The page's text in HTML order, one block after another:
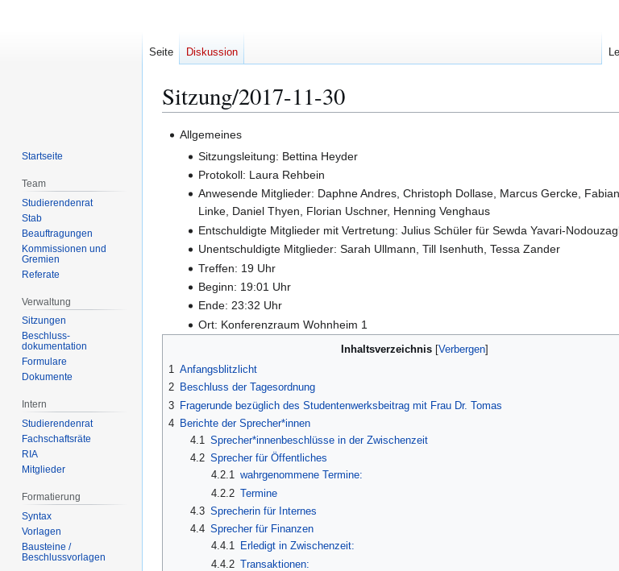
Sitzung/2017-11-30
Zur
Navigation
springen
Zur
Suche
springen
Allgemeines
Sitzungsleitung: Bettina Heyder
Protokoll: Laura Rehbein
Anwesende Mitglieder: Daphne Andres, Christoph Dollase, Marcus Gercke,
Linke, Daniel Thyen, Florian Uschner, Henning Venghaus
Entschuldigte Mitglieder mit Vertretung: Julius Schüler für Sewda Yavari-
Unentschuldigte Mitglieder: Sarah Ullmann, Till Isenhuth, Tessa Zander
Treffen: 19 Uhr
Beginn: 19:01 Uhr
Ende: 23:32 Uhr
Ort: Konferenzraum Wohnheim 1
Inhaltsverzeichnis
1 Anfangsblitzlicht
2 Beschluss der Tagesordnung
3 Fragerunde bezüglich des Studentenwerksbeitrag mit Frau Dr. Tomas
4 Berichte der Sprecher*innen
4.1 Sprecher*innenbeschlüsse in der Zwischenzeit
4.2 Sprecher für Öffentliches
4.2.1 wahrgenommene Termine:
4.2.2 Termine
4.3 Sprecherin für Internes
4.4 Sprecher für Finanzen
4.4.1 Erledigt in Zwischenzeit:
4.4.2 Transaktionen:
Seite Diskussion
Startseite
Team
Studierendenrat
Stab
Beauftragungen
Kommissionen und
Gremien
Referate
Verwaltung
Sitzungen
Beschluss-
dokumentation
Formulare
Dokumente
Intern
Studierendenrat
Fachschaftsräte
RIA
Mitglieder
Formatierung
Syntax
Vorlagen
Bausteine /
Beschlussvorlagen